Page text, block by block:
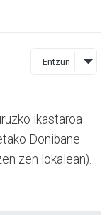
Entzun
ikastaroa
Donibane
zen lokalean).